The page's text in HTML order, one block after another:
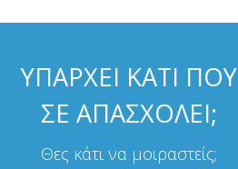
ΥΠΑΡΧΕΙ ΚΑΤΙ ΠΟΥ
ΣΕ ΑΠΑΣΧΟΛΕΙ;
Θες κάτι να μοιραστείς;